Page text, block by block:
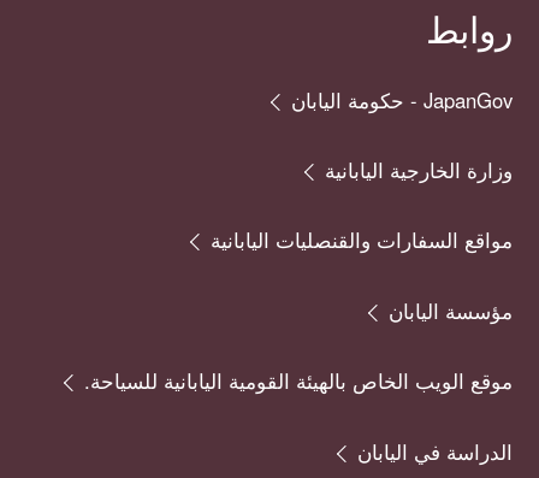
روابط
JapanGov - حكومة اليابان
وزارة الخارجية اليابانية
مواقع السفارات والقنصليات اليابانية
مؤسسة اليابان
موقع الويب الخاص بالهيئة القومية اليابانية للسياحة.
الدراسة في اليابان